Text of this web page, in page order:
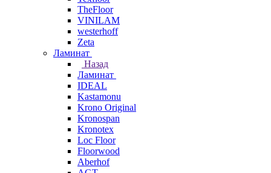
TheFloor
VINILAM
westerhoff
Zeta
Ламинат
Назад
Ламинат
IDEAL
Kastamonu
Krono Original
Kronospan
Kronotex
Loc Floor
Floorwood
Aberhof